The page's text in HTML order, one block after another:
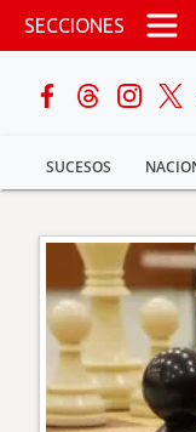
Pasar al contenido
SECCIONES
SUCESOS
buscar
Sucesos
Nacional
Política